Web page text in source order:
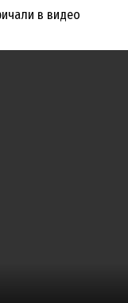
в видео